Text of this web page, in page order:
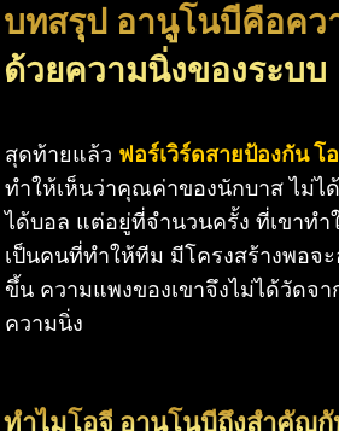
บทสรุป อานูโนบีคือคว
ด้วยความนิ่งของระบบ
สุดท้ายแล้ว ฟอร์เวิร์ดสายป้องกัน โ
ทำให้เห็นว่าคุณค่าของนักบาส ไม่ไ
ได้บอล แต่อยู่ที่จำนวนครั้ง ที่เขาทำ
เป็นคนที่ทำให้ทีม มีโครงสร้างพอจ
ขึ้น ความแพงของเขาจึงไม่ได้วัดจ
ความนิ่ง
ทำไมโอจี อานูโนบีถึงสำคัญ